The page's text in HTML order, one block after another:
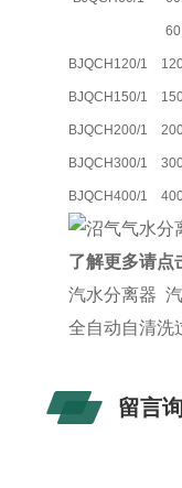
60
BJQCH120/1
BJQCH150/1
BJQCH200/1
BJQCH300/1
BJQCH400/1
了解更多请点
汽水分离器
全自动自清洗
留言